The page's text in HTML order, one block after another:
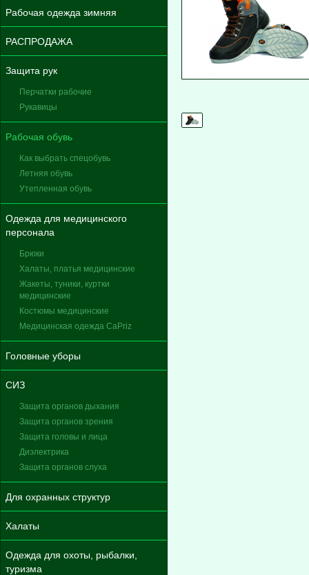
Рабочая одежда зимняя
РАСПРОДАЖА
Защита рук
Перчатки рабочие
Рукавицы
Рабочая обувь
Как выбрать спецобувь
Летняя обувь
Утепленная обувь
Одежда для медицинского
персонала
Брюки
Халаты, платья медицинские
Жакеты, туники, куртки
медицинские
Костюмы медицинские
Медицинская одежда CaPriz
Головные уборы
СИЗ
Защита органов дыхания
Защита органов зрения
Защита головы и лица
Диэлектрика
Защита органов слуха
Для охранных структур
Халаты
Одежда для охоты, рыбалки,
туризма